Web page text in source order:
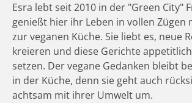
Esra lebt seit 2010 in der "Green City"
genießt hier ihr Leben in vollen Zügen
zur veganen Küche. Sie liebt es, neue
kreieren und diese Gerichte
setzen. Der vegane Gedanken bleibt
in der Küche, denn sie geht auch
achtsam mit ihrer Umwelt um.